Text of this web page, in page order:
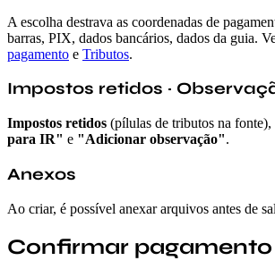
A escolha destrava as coordenadas de
barras, PIX, dados bancários, dados da guia.
pagamento e Tributos.
Impostos retidos ·
Impostos retidos (pílulas de tributos na fonte),
para IR" e "Adicionar observação".
Anexos
Ao criar, é possível anexar arquivos antes de
Confirmar pagamento